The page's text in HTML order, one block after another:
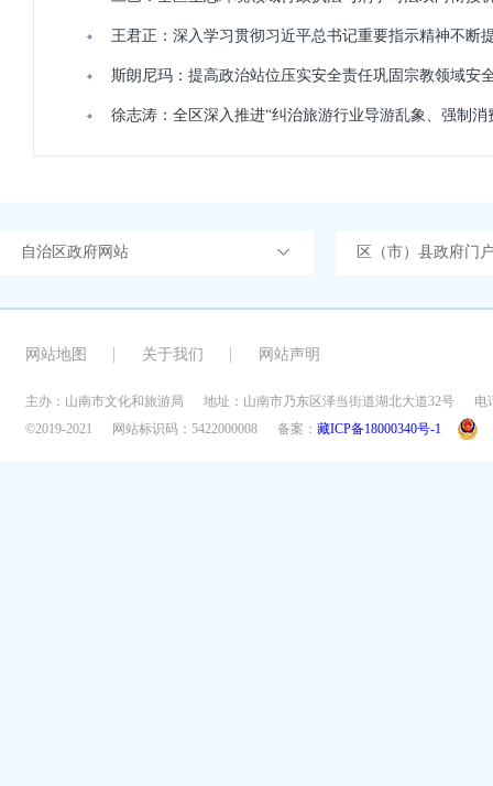
王君正：深入学习贯彻习近平总书记重要指示精神不断
斯朗尼玛：提高政治站位压实安全责任巩固宗教领域安
徐志涛：全区深入推进“纠治旅游行业导游乱象、强制
自治区政府网站 区（市）县政府门
网站地图 关于我们 网站声明
主办：山南市文化和旅游局 地址：山南市乃东区泽当街道湖北大道32号
电
©2019-2021
网站标识码：5422000008 备案： 藏ICP备18000340号-1